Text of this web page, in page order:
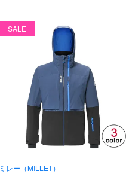
SALE
ミレー（MILLET）